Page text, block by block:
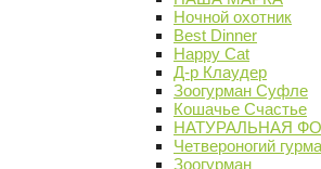
Ночной охотник
Best Dinner
Happy Cat
Д-р Клаудер
Зоогурман Суфле
Кошачье Счастье
НАТУРАЛЬНАЯ
Четвероногий
Зоогурман